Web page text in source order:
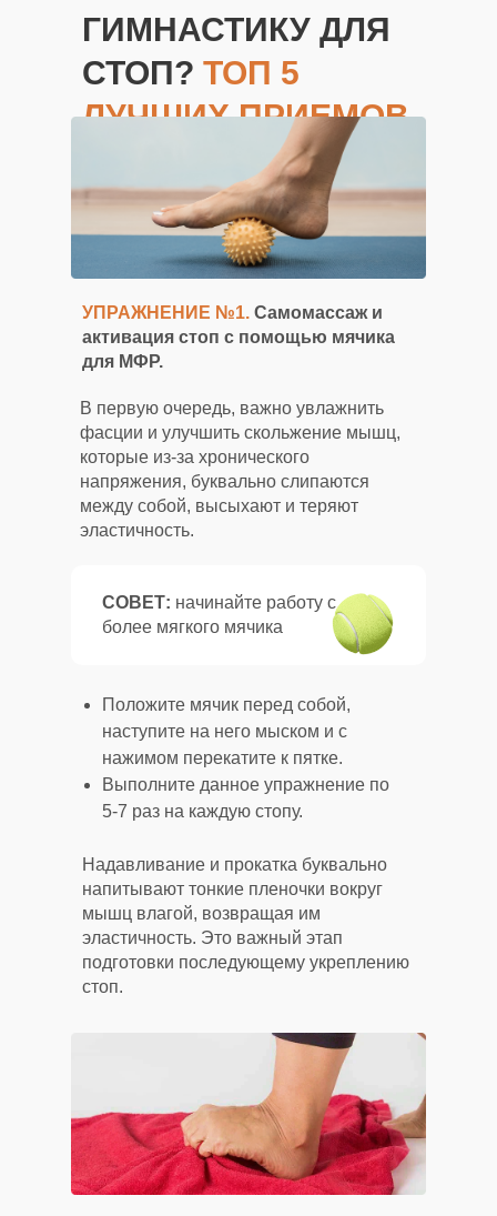
СОВЕТ: начинайте работу с
более мягкого мячика
ГИМНАСТИКУ ДЛЯ
СТОП? ТОП 5
ЛУЧШИХ ПРИЕМОВ
ДЛЯ БЫСТРОГО
ЭФФЕКТА
УПРАЖНЕНИЕ №1. Самомассаж и
активация стоп с помощью мячика
для МФР.
В первую очередь, важно увлажнить
фасции и улучшить скольжение мышц,
которые из-за хронического
напряжения, буквально слипаются
между собой, высыхают и теряют
эластичность.
Положите мячик перед собой,
наступите на него мыском и с
нажимом перекатите к пятке.
Выполните данное упражнение по
5-7 раз на каждую стопу.
Надавливание и прокатка буквально
напитывают тонкие пленочки вокруг
мышц влагой, возвращая им
эластичность. Это важный этап
подготовки последующему укреплению
стоп.